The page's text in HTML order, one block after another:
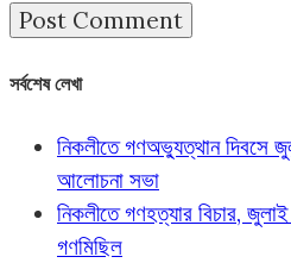
সর্বশেষ লেখা
নিকলীতে গণঅভ্যুত্থান দিবসে
আলোচনা সভা
নিকলীতে গণহত্যার বিচার,
গণমিছিল